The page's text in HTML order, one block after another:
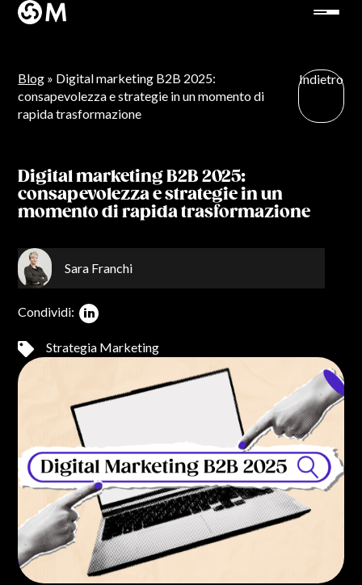
Blog » Digital marketing B2B 2025:
consapevolezza e strategie in un momento di
rapida trasformazione
Indietro
Digital marketing B2B 2025:
consapevolezza e strategie in un
momento di rapida trasformazione
Sara Franchi
Condividi:
Strategia Marketing